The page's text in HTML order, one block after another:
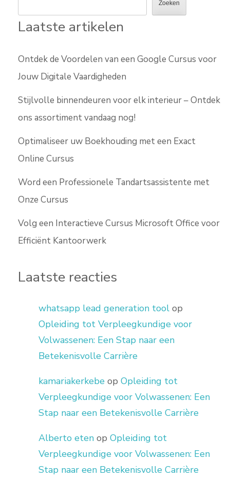
Zoeken
Laatste artikelen
Ontdek de Voordelen van een Google Cursus voor
Jouw Digitale Vaardigheden
Stijlvolle binnendeuren voor elk interieur – Ontdek
ons assortiment vandaag nog!
Optimaliseer uw Boekhouding met een Exact
Online Cursus
Word een Professionele Tandartsassistente met
Onze Cursus
Volg een Interactieve Cursus Microsoft Office voor
Efficiënt Kantoorwerk
Laatste reacties
whatsapp lead generation tool op
Opleiding tot Verpleegkundige voor
Volwassenen: Een Stap naar een
Betekenisvolle Carrière
kamariakerkebe op Opleiding tot
Verpleegkundige voor Volwassenen: Een
Stap naar een Betekenisvolle Carrière
Alberto eten op Opleiding tot
Verpleegkundige voor Volwassenen: Een
Stap naar een Betekenisvolle Carrière